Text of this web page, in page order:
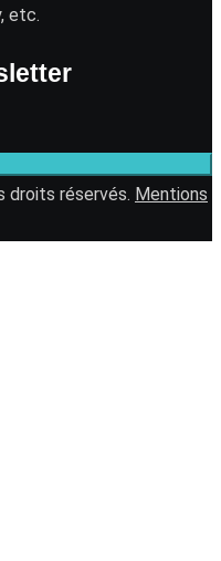
etc.
droits réservés. Mentions